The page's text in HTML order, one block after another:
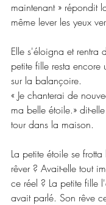
maintenant » répondit
même lever les yeux
Elle s'éloigna et rentra
petite fille resta encore
sur la balançoire.
« Je chanterai de
ma belle étoile.» dit-
tour dans la maison.
La petite étoile se
rêver ? Avait-elle tout
ce réel ? La petite fille
avait parlé. Son rêve